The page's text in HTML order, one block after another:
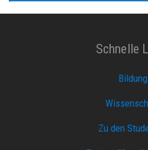
Schnelle
Bildung
Zu den